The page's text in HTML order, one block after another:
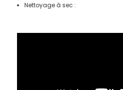
Nettoyage à sec :